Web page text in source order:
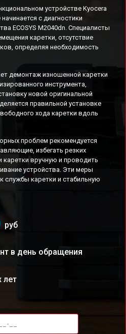
устройстве Kyocera
с диагностики
ECOSYS M2040dn. Специалисты
каретки, отсутствие
определяя необходимость
демонтаж изношенной каретки
инструмента,
новой оригинальной
правильной установке
хода каретки вдоль
проблем рекомендуется
избегать резких
вручную и проводить
устройства. Эти меры
службы каретки и стабильную
руб
в день обращения
лет